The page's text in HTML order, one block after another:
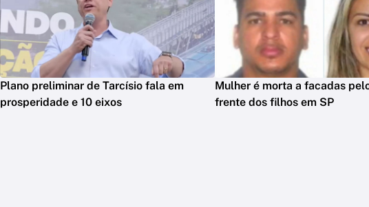
Plano preliminar de Tarcísio fala em
prosperidade e 10 eixos
Mulher é morta a facadas
frente dos filhos em SP